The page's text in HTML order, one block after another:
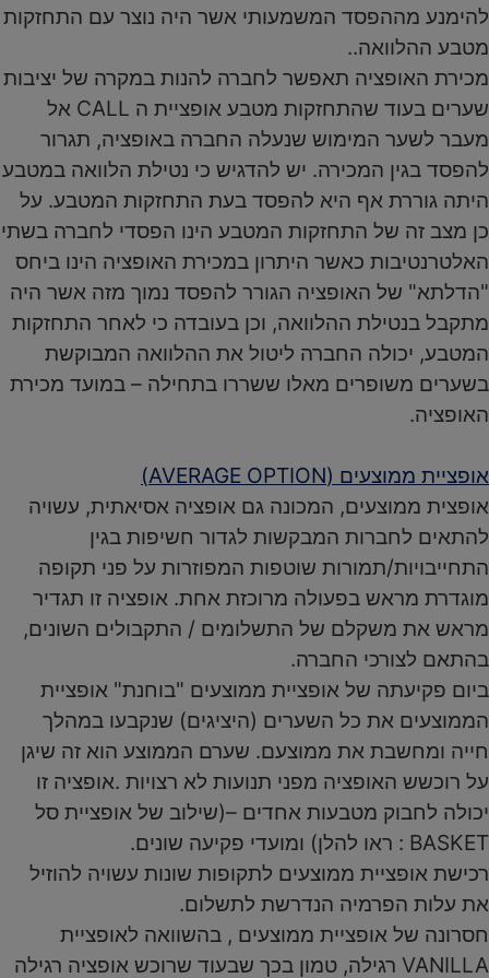
להימנע מההפסד המשמעותי אשר היה נוצר עם התחזקות
מטבע ההלוואה..
מכירת האופציה תאפשר לחברה להנות במקרה של יציבות
שערים בעוד שהתחזקות מטבע אופציית ה CALL אל
מעבר לשער המימוש שנעלה החברה באופציה, תגרור
להפסד בגין המכירה. יש להדגיש כי נטילת הלוואה במטבע
היתה גוררת אף היא להפסד בעת התחזקות המטבע. על
כן מצב זה של התחזקות המטבע הינו הפסדי לחברה בשתי
האלטרנטיבות כאשר היתרון במכירת האופציה הינו ביחס
"הדלתא" של האופציה הגורר להפסד נמוך מזה אשר היה
מתקבל בנטילת ההלוואה, וכן בעובדה כי לאחר התחזקות
המטבע, יכולה החברה ליטול את ההלוואה המבוקשת
בשערים משופרים מאלו ששררו בתחילה – במועד מכירת
האופציה.
אופציית ממוצעים (AVERAGE OPTION)
אופצית ממוצעים, המכונה גם אופציה אסיאתית, עשויה
להתאים לחברות המבקשות לגדור חשיפות בגין
התחייבויות/תמורות שוטפות המפוזרות על פני תקופה
מוגדרת מראש בפעולה מרוכזת אחת. אופציה זו תגדיר
מראש את משקלם של התשלומים / התקבולים השונים,
בהתאם לצורכי החברה.
ביום פקיעתה של אופציית ממוצעים "בוחנת" אופציית
הממוצעים את כל השערים (היציגים) שנקבעו במהלך
חייה ומחשבת את ממוצעם. שערם הממוצע הוא זה שיגן
על רוכשש האופציה מפני תנועות לא רצויות .אופציה זו
יכולה לחבוק מטבעות אחדים –(שילוב של אופציית סל
BASKET : ראו להלן) ומועדי פקיעה שונים.
רכישת אופציית ממוצעים לתקופות שונות עשויה להוזיל
את עלות הפרמיה הנדרשת לתשלום.
חסרונה של אופציית ממוצעים , בהשוואה לאופציית
VANILLA רגילה, טמון בכך שבעוד שרוכש אופציה רגילה